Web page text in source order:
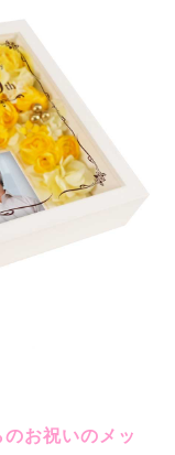
のお祝いのメッ